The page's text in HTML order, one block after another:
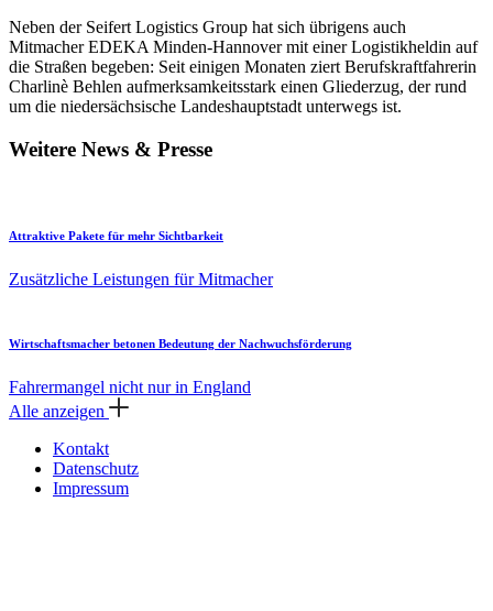
Neben der Seifert Logistics Group hat sich übrigens auch
Mitmacher EDEKA Minden-Hannover mit einer Logistikheldin auf
die Straßen begeben: Seit einigen Monaten ziert Berufskraftfahrerin
Charlinè Behlen aufmerksamkeitsstark einen Gliederzug, der rund
um die niedersächsische Landeshauptstadt unterwegs ist.
Weitere News & Presse
Attraktive Pakete für mehr Sichtbarkeit
Zusätzliche Leistungen für Mitmacher
Wirtschaftsmacher betonen Bedeutung der Nachwuchsförderung
Fahrermangel nicht nur in England
Alle anzeigen
Kontakt
Datenschutz
Impressum